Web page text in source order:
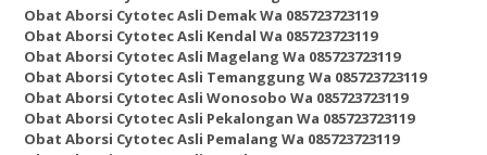
Obat Aborsi Cytotec Asli Demak Wa 085723723119
Obat Aborsi Cytotec Asli Kendal Wa 085723723119
Obat Aborsi Cytotec Asli Magelang Wa 085723723119
Obat Aborsi Cytotec Asli Temanggung Wa 085723723119
Obat Aborsi Cytotec Asli Wonosobo Wa 085723723119
Obat Aborsi Cytotec Asli Pekalongan Wa 085723723119
Obat Aborsi Cytotec Asli Pemalang Wa 085723723119